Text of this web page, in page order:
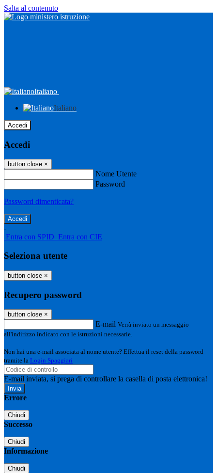
Salta al contenuto
Italiano
Italiano
Accedi
Accedi
button close ×
Nome Utente
Password
Password dimenticata?
-
Entra con SPID Entra con CIE
Seleziona utente
button close ×
Recupero password
button close ×
E-mail Verrà inviato un messaggio
all'indirizzo indicato con le istruzioni necessarie.
Non hai una e-mail associata al nome utente? Effettua il reset della password
tramite la Login Spaggiari
E-mail inviata, si prega di controllare la casella di posta elettronica!
Errore
Chiudi
Successo
Chiudi
Informazione
Chiudi